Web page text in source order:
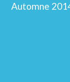
Automne